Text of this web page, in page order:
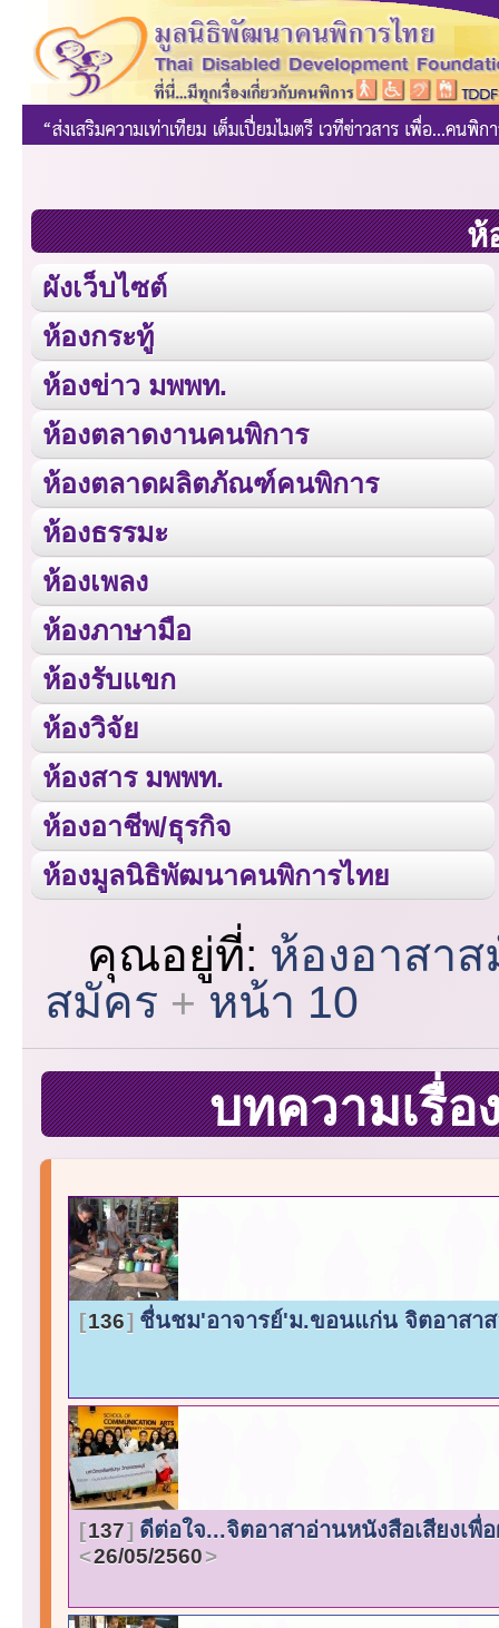
ห้
ผังเว็บไซต์
ห้องกระทู้
ห้องข่าว มพพท.
ห้องตลาดงานคนพิการ
ห้องตลาดผลิตภัณฑ์คนพิการ
ห้องธรรมะ
ห้องเพลง
ห้องภาษามือ
ห้องรับแขก
ห้องวิจัย
ห้องสาร มพพท.
ห้องอาชีพ/ธุรกิจ
ห้องมูลนิธิพัฒนาคนพิการไทย
คุณอยู่ที่: ห้องอาสา
สมัคร
หน้า 10
บทความเรื่
136 ชื่นชม'อาจารย์'ม.ขอนแก่น จิตอาสา
137 ดีต่อใจ...จิตอาสาอ่านหนังสือเสียงเ
26/05/2560